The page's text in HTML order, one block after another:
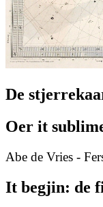
De
Oer it
Abe de Vries -
It begjin: de